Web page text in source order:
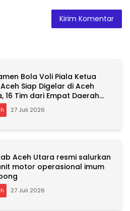
Bola Voli Piala Ketua
Aceh Siap Digelar di Aceh
16 Tim dari Empat Daerah
27 Juli 2026
Aceh Utara resmi salurkan
motor operasional imum
27 Juli 2026